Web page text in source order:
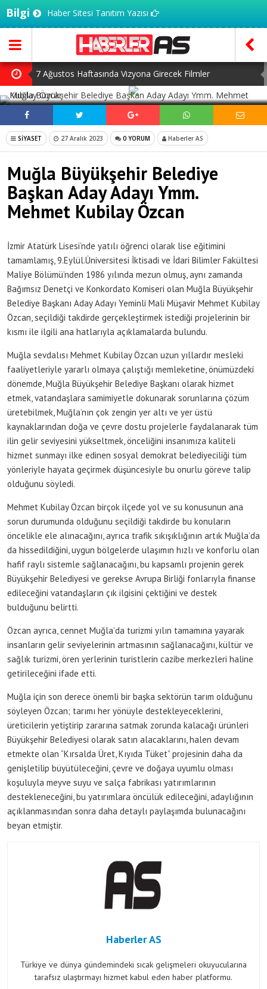
Bilgi Haber Sitesi Tanıtım Yazısı
7 Ağustos Haftasında Vizyona Girecek Filmler
Mürsel Ferhat Sağlam Tek Rumeli Tv’de Marka Atölyesi
Programına Konuk Oldu
Dijitalleşme Ebelik Hizmetlerini Dönüştürüyor
İnsanlar Saç Ekimi İçin Neden Türkiye’ye Geliyor?
Kilo Vermek mi, Yağ Vermek mi? Aynı Şey Sanıyoruz Ama
Değil!
SOSYAL MEDYADA PAYLAŞ
SİYASET 27 Aralık 2023 0 YORUM Haberler AS
Muğla Büyükşehir Belediye
Başkan Aday Adayı Ymm.
Mehmet Kubilay Özcan
İzmir Atatürk Lisesi’nde yatılı öğrenci olarak lise eğitimini
tamamlamış, 9.Eylül.Üniversitesi İktisadi ve İdari Bilimler Fakültesi
Maliye Bölümü’nden 1986 yılında mezun olmuş, aynı zamanda
Bağımsız Denetçi ve Konkordato Komiseri olan Muğla Büyükşehir
Belediye Başkanı Aday Adayı Yeminli Mali Müşavir Mehmet Kubilay
Özcan, seçildiği takdirde gerçekleştirmek istediği projelerinin bir
kısmı ile ilgili ana hatlarıyla açıklamalarda bulundu.
Muğla sevdalısı Mehmet Kubilay Özcan uzun yıllardır mesleki
faaliyetleriyle yararlı olmaya çalıştığı memleketine, önümüzdeki
dönemde, Muğla Büyükşehir Belediye Başkanı olarak hizmet
etmek, vatandaşlara samimiyetle dokunarak sorunlarına çözüm
üretebilmek, Muğla’nın çok zengin yer altı ve yer üstü
kaynaklarından doğa ve çevre dostu projelerle faydalanarak tüm
ilin gelir seviyesini yükseltmek, önceliğini insanımıza kaliteli
hizmet sunmayı ilke edinen sosyal demokrat belediyeciliği tüm
yönleriyle hayata geçirmek düşüncesiyle bu onurlu göreve talip
olduğunu söyledi.
Mehmet Kubilay Özcan birçok ilçede yol ve su konusunun ana
sorun durumunda olduğunu seçildiği takdirde bu konuların
öncelikle ele alınacağını, ayrıca trafik sıkışıklığının artık Muğla’da
da hissedildiğini, uygun bölgelerde ulaşımın hızlı ve konforlu olan
hafif raylı sistemle sağlanacağını, bu kapsamlı projenin gerek
Büyükşehir Belediyesi ve gerekse Avrupa Birliği fonlarıyla finanse
edileceğini vatandaşların çık ilgisini çektiğini ve destek
bulduğunu belirtti.
Özcan ayrıca, cennet Muğla’da turizmi yılın tamamına yayarak
insanların gelir seviyelerinin artmasının sağlanacağını, kültür ve
sağlık turizmi, ören yerlerinin turistlerin cazibe merkezleri haline
getirileceğini ifade etti.
Muğla için son derece önemli bir başka sektörün tarım olduğunu
söyleyen Özcan; tarımı her yönüyle destekleyeceklerini,
üreticilerin yetiştirip zararına satmak zorunda kalacağı ürünleri
Büyükşehir Belediyesi olarak satın alacaklarını, halen devam
etmekte olan “Kırsalda Üret, Kıyıda Tüket” projesinin daha da
genişletilip büyütüleceğini, çevre ve doğaya uyumlu olması
koşuluyla meyve suyu ve salça fabrikası yatırımlarının
destekleneceğini, bu yatırımlara öncülük edileceğini, adaylığının
açıklanmasından sonra daha detaylı paylaşımda bulunacağını
beyan etmiştir.
Haberler AS
Türkiye ve dünya gündemindeki sıcak gelişmeleri okuyucularına
tarafsız ulaştırmayı hizmet kabul eden haber platformu.